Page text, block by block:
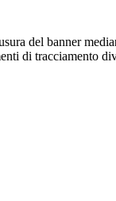
del banner
di tracciamento